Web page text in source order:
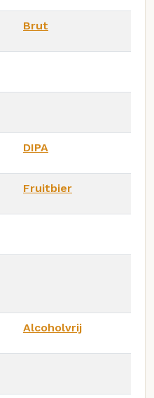
Brut
DIPA
Fruitbier
Alcoholvrij